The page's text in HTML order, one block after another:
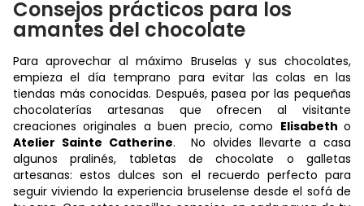
Consejos prácticos para los
amantes del chocolate
Para aprovechar al máximo Bruselas y sus chocolates,
empieza el día temprano para evitar las colas en las
tiendas más conocidas. Después, pasea por las pequeñas
chocolaterías artesanas que ofrecen al visitante
creaciones originales a buen precio, como Elisabetho
Atelier Sainte Catherine. No olvides llevarte a casa
algunos pralinés, tabletas de chocolate o galletas
artesanas: estos dulces son el recuerdo perfecto para
seguir viviendo la experiencia bruselense desde el sofá de